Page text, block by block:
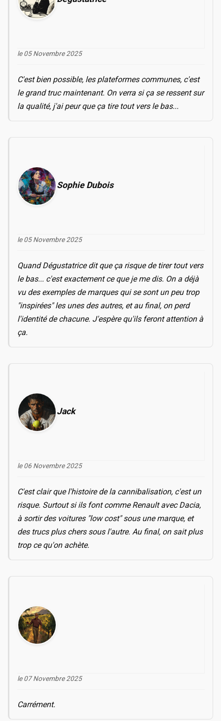
le 05 Novembre 2025
C'est bien possible, les plateformes communes, c'est
le grand truc maintenant. On verra si ça se ressent sur
la qualité, j'ai peur que ça tire tout vers le bas...
Sophie Dubois
le 05 Novembre 2025
Quand Dégustatrice dit que ça risque de tirer tout vers
le bas... c'est exactement ce que je me dis. On a déjà
vu des exemples de marques qui se sont un peu trop
"inspirées" les unes des autres, et au final, on perd
l'identité de chacune. J'espère qu'ils feront attention à
ça.
Jack
le 06 Novembre 2025
C'est clair que l'histoire de la cannibalisation, c'est un
risque. Surtout si ils font comme Renault avec Dacia,
à sortir des voitures "low cost" sous une marque, et
des trucs plus chers sous l'autre. Au final, on sait plus
trop ce qu'on achète.
le 07 Novembre 2025
Carrément.